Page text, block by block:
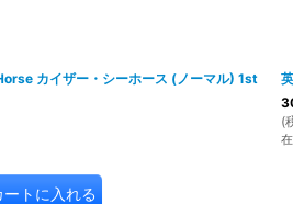
カイザー・シーホース (ノーマル) 1st
ートに入れる
(